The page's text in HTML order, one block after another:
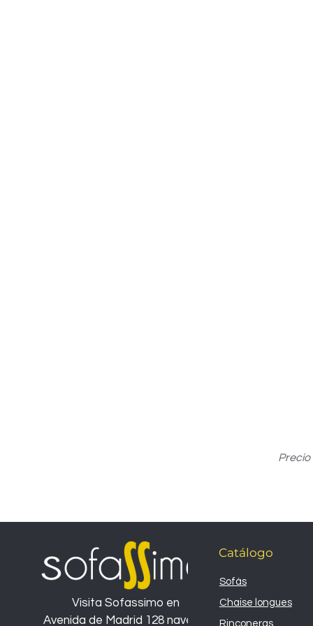
Precio
Visita Sofassimo en
Avenida de Madrid 128 nave 26
Catálogo
Sofás
Chaise longues
Rinconeras